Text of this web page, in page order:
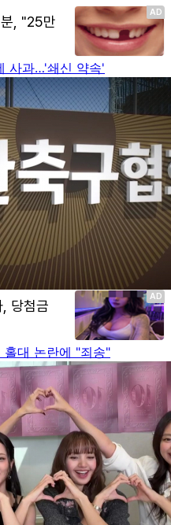
사과…'쇄신 약속'
대 논란에 "죄송"